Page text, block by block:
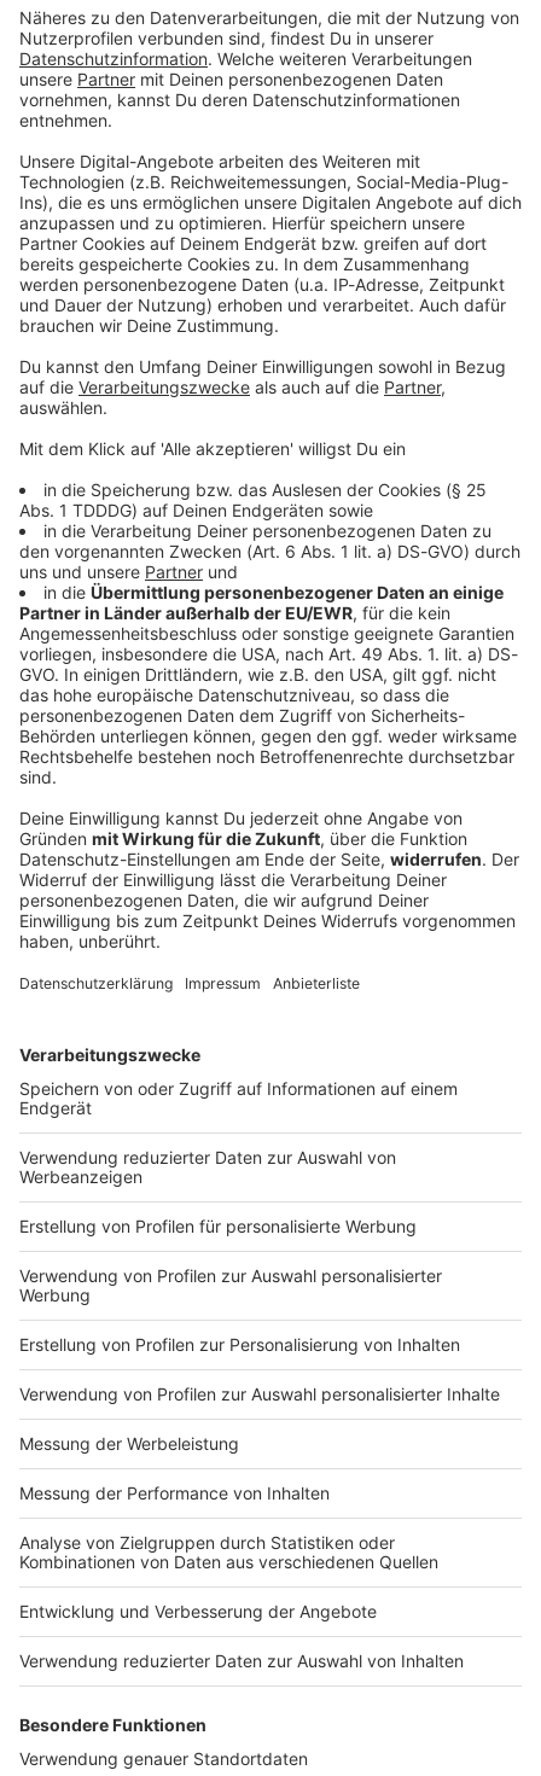
Du möchtest uns etwas sagen?
Studio Hotline
Kontaktformular
Sprachnachricht
© dpa-infocom, dpa:251206-930-387314/1
Bayern
Blackout stoppt Apnoetaucher kurz vor
Tiefenrekord
Kurz vor dem Ziel wird er ohnmächtig: Apnoetaucher
Minja Marinković taucht mit einem Atemzug auf 85
Versuch nicht zählt und wie er damit umgeht.
DEINE GEMERKTEN ARTIKEL
Du hast dir noch keine Artikel gemerkt
Markiere sie hierfür mit einem
Impressum
Nutzungsbedingungen
Jobs
Presse
Werben
Archiv
Kontakt
Studio-Hotline
Verkehrs-Hotline
Newsletter